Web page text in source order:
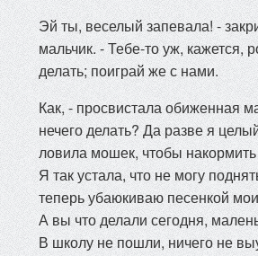
Эй ты, веселый запевала! -
мальчик. - Тебе-то уж, кажется,
делать; поиграй же с нами.
Как, - просвистала обиженная
нечего делать? Да разве я
ловила мошек, чтобы
Я так устала, что не могу
теперь убаюкиваю песенкой
А вы что делали сегодня,
В школу не пошли, ничего не